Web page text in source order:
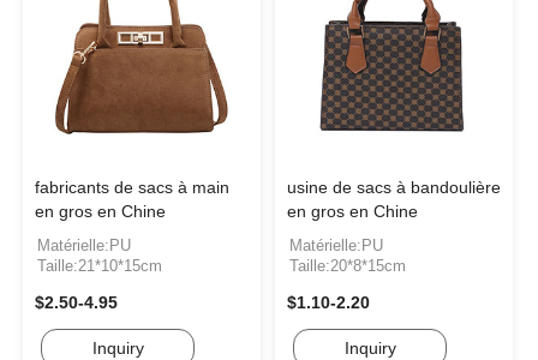
fabricants de sacs à main
en gros en Chine
Matérielle:PU
Taille:21*10*15cm
$2.50-4.95
Inquiry
usine de sacs à bandoulière
en gros en Chine
Matérielle:PU
Taille:20*8*15cm
$1.10-2.20
Inquiry